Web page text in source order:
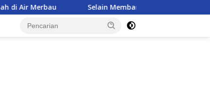
Selain Membangun, TMMD Ke-129 Juga Menanam Harapan